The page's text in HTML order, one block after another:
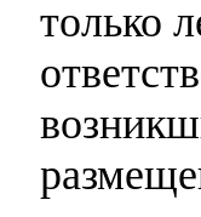
только